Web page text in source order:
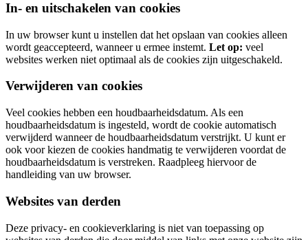
In- en uitschakelen van cookies
In uw browser kunt u instellen dat het opslaan van cookies alleen
wordt geaccepteerd, wanneer u ermee instemt. Let op: veel
websites werken niet optimaal als de cookies zijn uitgeschakeld.
Verwijderen van cookies
Veel cookies hebben een houdbaarheidsdatum. Als een
houdbaarheidsdatum is ingesteld, wordt de cookie automatisch
verwijderd wanneer de houdbaarheidsdatum verstrijkt. U kunt er
ook voor kiezen de cookies handmatig te verwijderen voordat de
houdbaarheidsdatum is verstreken. Raadpleeg hiervoor de
handleiding van uw browser.
Websites van derden
Deze privacy- en cookieverklaring is niet van toepassing op